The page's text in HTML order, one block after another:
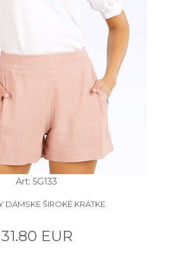
Art: 5G133
DÁMSKE ŠIROKÉ KRÁTKE.
31.80 EUR